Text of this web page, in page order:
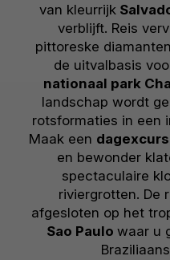
van kleurrijk
verblijft. Reis
pittoreske
de uitvalbasis
nationaal park
landschap wordt
rotsformaties in een
Maak een
en bewonder
spectaculaire
riviergrotten. De
afgesloten op het
Sao Paulo waar u